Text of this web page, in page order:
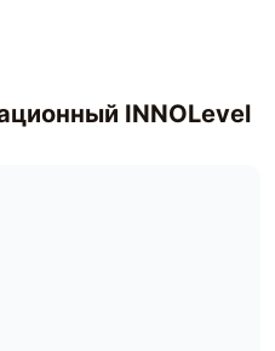
INNOLevel